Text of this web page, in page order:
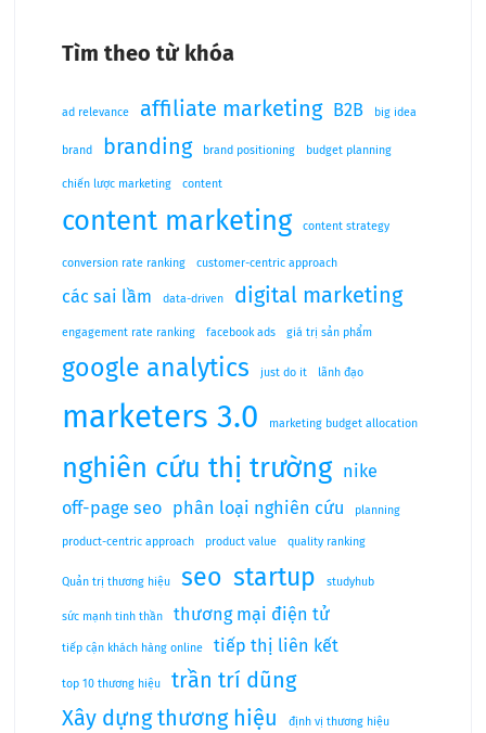
Tìm theo từ khóa
ad relevance affiliate marketing B2B big idea
brand branding brand positioning budget planning
chiến lược marketing content
content marketing content strategy
conversion rate ranking customer-centric approach
các sai lầm data-driven digital marketing
engagement rate ranking facebook ads giá trị sản phẩm
google analytics just do it lãnh đạo
marketers 3.0 marketing budget allocation
nghiên cứu thị trường
nike
off-page seo
phân loại nghiên cứu planning
product-centric approach product value quality ranking
Quản trị thương hiệu seo startup studyhub
sức mạnh tinh thần thương mại điện tử
tiếp cận khách hàng online tiếp thị liên kết
top 10 thương hiệu
trần trí dũng
Xây dựng thương hiệu
định vị thương hiệu